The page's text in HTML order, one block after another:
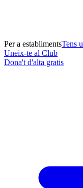
Per a establimentsTens
Uneix-te al Club
Dona't d'alta gratis